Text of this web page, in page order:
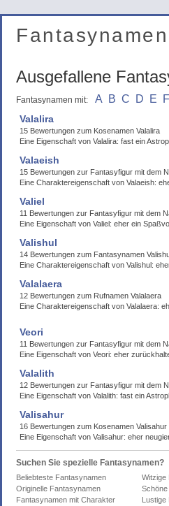
Fantasynamen
Ausgefallene
Fantasynamen mit: A B C D E F
Valalira
15 Bewertungen zum Kosenamen Valalira
Eine Eigenschaft von Valalira: fast ein
Valaeish
15 Bewertungen zur Fantasyfigur mit dem
Eine Charaktereigenschaft von Valaeish:
Valiel
11 Bewertungen zur Fantasyfigur mit dem
Eine Eigenschaft von Valiel: eher ein
Valishul
14 Bewertungen zum Fantasynamen
Eine Charaktereigenschaft von Valishul:
Valalaera
12 Bewertungen zum Rufnamen Valalaera
Eine Charaktereigenschaft von Valalaera:
Veori
11 Bewertungen zur Fantasyfigur mit dem
Eine Eigenschaft von Veori: eher
Valalith
12 Bewertungen zur Fantasyfigur mit dem
Eine Eigenschaft von Valalith: fast ein
Valisahur
16 Bewertungen zum Kosenamen Valisahur
Eine Eigenschaft von Valisahur: eher
Suchen Sie spezielle Fantasynamen?
Beliebteste Fantasynamen Witzige
Originelle Fantasynamen
Fantasynamen mit Charakter
Lustige